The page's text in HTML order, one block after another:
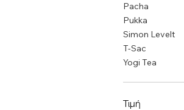
Pacha
Pukka
Simon Levelt
T-Sac
Yogi Tea
Τιμή